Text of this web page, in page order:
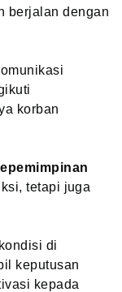
berjalan dengan
korban
tetapi juga
di
keputusan
kepada